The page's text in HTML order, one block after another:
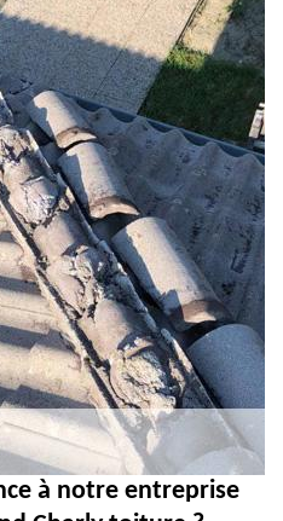
à notre entreprise